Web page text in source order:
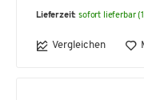
Lieferzeit: sofort lieferbar
Vergleichen